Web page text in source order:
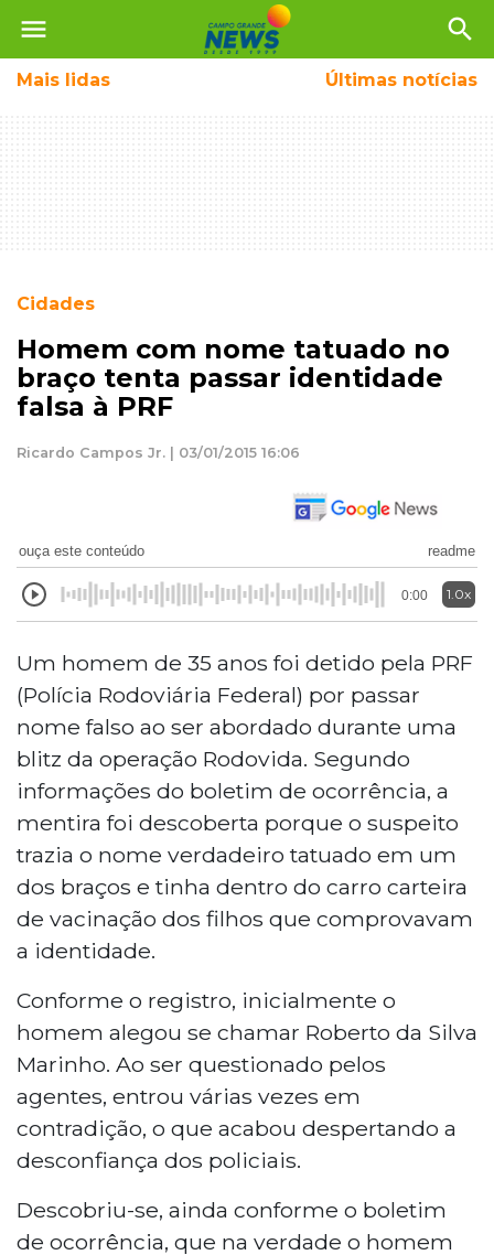
menu search
Mais lidas Últimas notícias
Cidades
Homem com nome tatuado no
braço tenta passar identidade
falsa à PRF
Ricardo Campos Jr. | 03/01/2015 16:06
ouça este conteúdo readme
0:00 1.0x
Um homem de 35 anos foi detido pela PRF
(Polícia Rodoviária Federal) por passar
nome falso ao ser abordado durante uma
blitz da operação Rodovida. Segundo
informações do boletim de ocorrência, a
mentira foi descoberta porque o suspeito
trazia o nome verdadeiro tatuado em um
dos braços e tinha dentro do carro carteira
de vacinação dos filhos que comprovavam
a identidade.
Conforme o registro, inicialmente o
homem alegou se chamar Roberto da Silva
Marinho. Ao ser questionado pelos
agentes, entrou várias vezes em
contradição, o que acabou despertando a
desconfiança dos policiais.
Descobriu-se, ainda conforme o boletim
de ocorrência, que na verdade o homem